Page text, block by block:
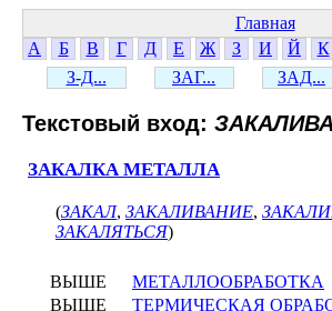
Главная
А
Б В Г Д Е Ж З И Й К
З-Д...
ЗАГ... ЗАД...
Текстовый вход:
ЗАКАЛКА МЕТАЛЛА
(ЗАКАЛ, ЗАКАЛИВАНИЕ,
ЗАКАЛЯТЬСЯ)
ВЫШЕ
МЕТАЛЛООБРАБОТКА
ВЫШЕ
ТЕРМИЧЕСКАЯ